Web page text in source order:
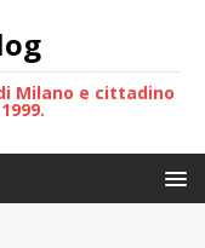
Milano e cittadino